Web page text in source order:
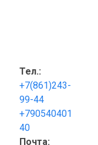
Тел.:
+7(861)243-
99-44
+790540401
40
Почта: